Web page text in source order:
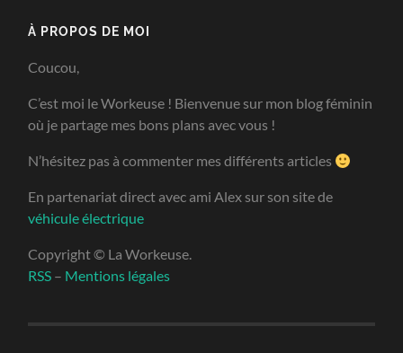
À PROPOS DE MOI
Coucou,
C’est moi le Workeuse ! Bienvenue sur mon blog féminin
où je partage mes bons plans avec vous !
N’hésitez pas à commenter mes différents articles
En partenariat direct avec ami Alex sur son site de
véhicule électrique
Copyright © La Workeuse.
RSS – Mentions légales